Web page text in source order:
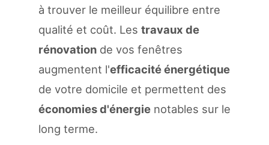
à trouver le meilleur équilibre entre
qualité et coût. Les travaux de
rénovation de vos fenêtres
augmentent l'efficacité énergétique
de votre domicile et permettent des
économies d'énergie notables sur le
long terme.